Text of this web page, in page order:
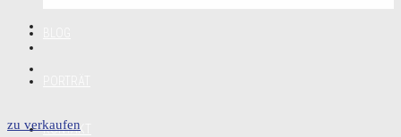
KONTAKT
zu verkaufen